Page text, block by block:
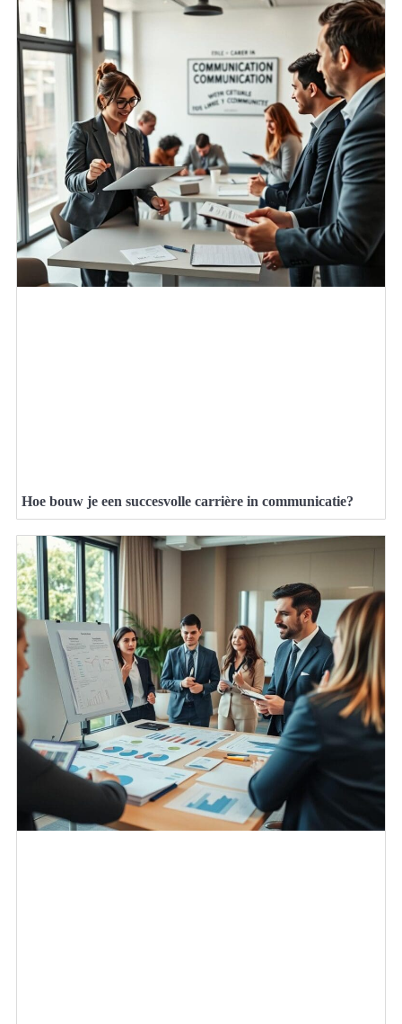
Hoe bouw je een succesvolle carrière in communicatie?